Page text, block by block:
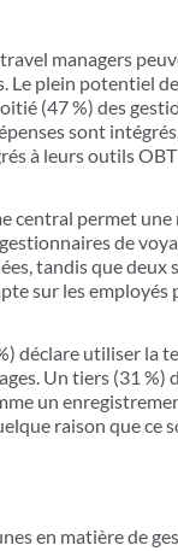
managers
plein potentiel
(47 %) des
sont
à leurs outils
central permet
de
tandis que deux
sur les employés
déclare utiliser la
Un tiers (31
un
raison que ce
en matière de